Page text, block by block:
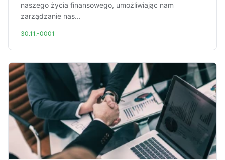
naszego życia finansowego, umożliwiając nam
zarządzanie nas...
30.11.-0001